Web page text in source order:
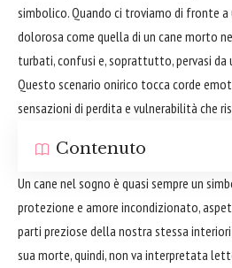
simbolico. Quando ci troviamo di fronte
dolorosa come quella di un cane morto
turbati, confusi e, soprattutto, pervasi
Questo scenario onirico tocca corde
sensazioni di perdita e vulnerabilità che
Contenuto
Un cane nel sogno è quasi sempre un
protezione e amore incondizionato,
parti preziose della nostra stessa
sua morte, quindi, non va interpretata